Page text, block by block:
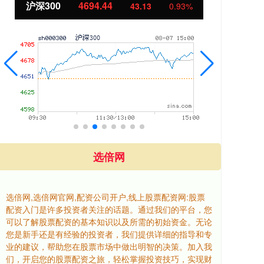
北证50 1134.24 11.37 1.01%
选倍网
选倍网,选倍网官网,配资公司开户,线上股票配资网:股票
配资入门是许多投资者关注的话题。通过我们的平台，您
可以了解股票配资的基本知识以及所需的初始资金。无论
您是新手还是有经验的投资者，我们提供详细的指导和专
业的建议，帮助您在股票市场中做出明智的决策。加入我
们，开启您的股票配资之旅，轻松掌握投资技巧，实现财